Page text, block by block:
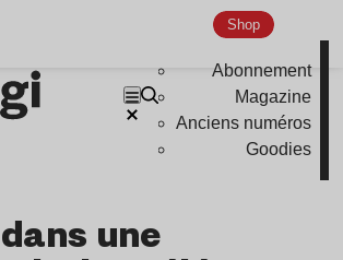
Shop
Abonnement
Magazine
Anciens numéros
Goodies
une